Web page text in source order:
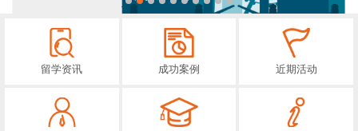
留学资讯 成功案例 近期活动